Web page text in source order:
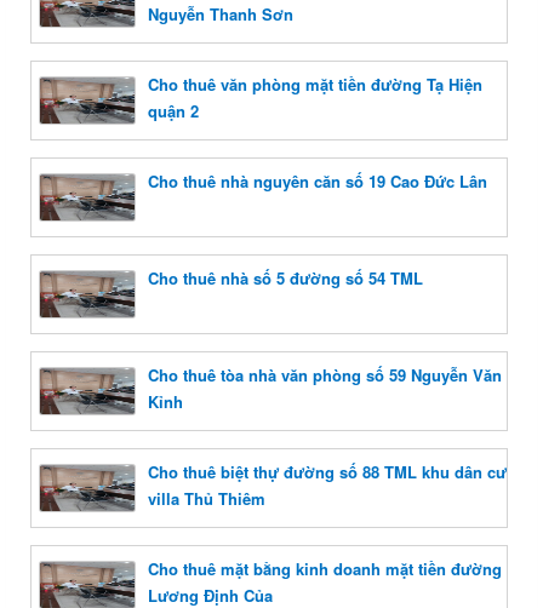
Nguyễn Thanh Sơn
Cho thuê văn phòng mặt tiền đường Tạ Hiện
quận 2
Cho thuê nhà nguyên căn số 19 Cao Đức Lân
Cho thuê nhà số 5 đường số 54 TML
Cho thuê tòa nhà văn phòng số 59 Nguyễn Văn
Kỉnh
Cho thuê biệt thự đường số 88 TML khu dân cư
villa Thủ Thiêm
Cho thuê mặt bằng kinh doanh mặt tiền đường
Lương Định Của